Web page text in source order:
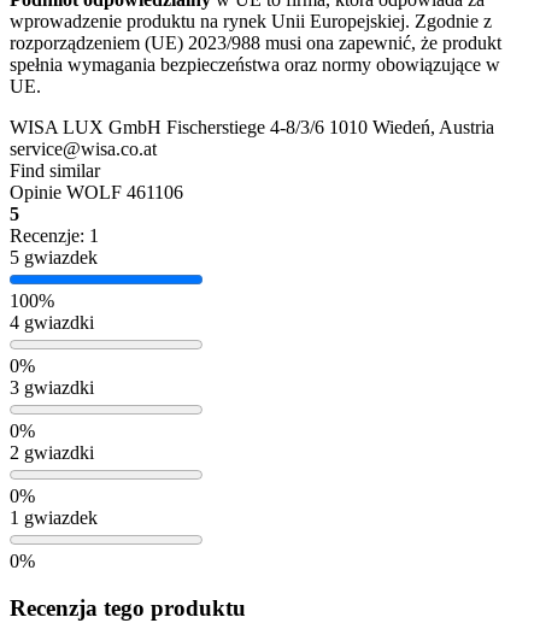
wprowadzenie produktu na rynek Unii Europejskiej. Zgodnie z
rozporządzeniem (UE) 2023/988 musi ona zapewnić, że produkt
spełnia wymagania bezpieczeństwa oraz normy obowiązujące w
UE.
WISA LUX GmbH Fischerstiege 4-8/3/6 1010 Wiedeń, Austria
service@wisa.co.at
Find similar
Opinie WOLF 461106
5
Recenzje: 1
5 gwiazdek
100%
4 gwiazdki
0%
3 gwiazdki
0%
2 gwiazdki
0%
1 gwiazdek
0%
Recenzja tego produktu